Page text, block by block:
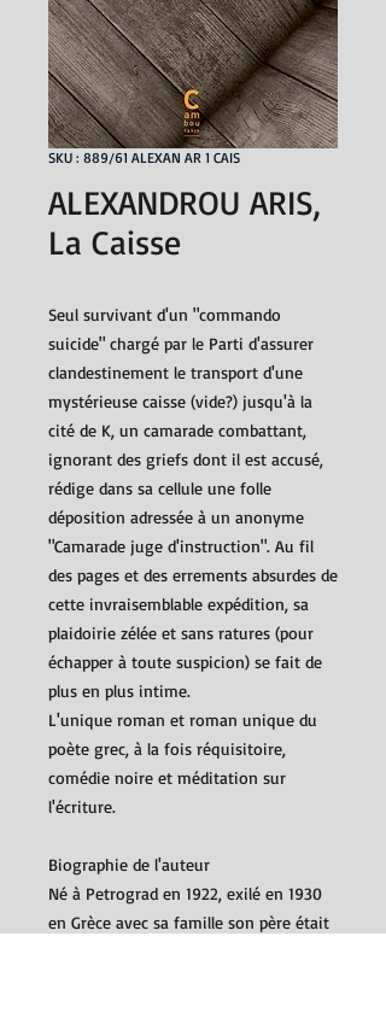
SKU : 889/61 ALEXAN AR 1 CAIS
ALEXANDROU ARIS,
La Caisse
Seul survivant d'un "commando
suicide" chargé par le Parti d'assurer
clandestinement le transport d'une
mystérieuse caisse (vide?) jusqu'à la
cité de K, un camarade combattant,
ignorant des griefs dont il est accusé,
rédige dans sa cellule une folle
déposition adressée à un anonyme
"Camarade juge d'instruction". Au fil
des pages et des errements absurdes de
cette invraisemblable expédition, sa
plaidoirie zélée et sans ratures (pour
échapper à toute suspicion) se fait de
plus en plus intime.
L'unique roman et roman unique du
poète grec, à la fois réquisitoire,
comédie noire et méditation sur
l'écriture.
Biographie de l'auteur
Né à Petrograd en 1922, exilé en 1930
en Grèce avec sa famille son père était